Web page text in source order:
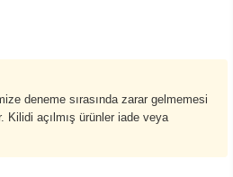
deneme sırasında zarar gelmemesi
Kilidi açılmış ürünler iade veya